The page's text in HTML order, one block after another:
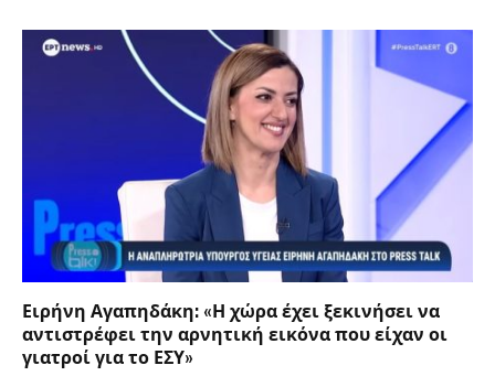
Ειρήνη Αγαπηδάκη: «Η χώρα έχει ξεκινήσει να
αντιστρέφει την αρνητική εικόνα που είχαν οι
γιατροί για το ΕΣΥ»